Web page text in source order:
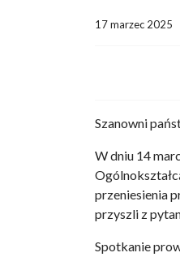
17 marzec 2025
Szanowni
W dniu 14
przeniesienia
przyszli z
Spotkanie